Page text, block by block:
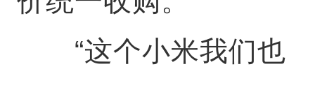
“这个小米我们也